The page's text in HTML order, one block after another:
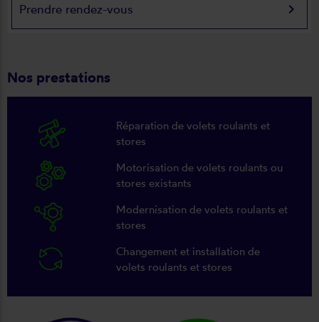
Prendre rendez-vous keyboard_arrow_right
Nos prestations
Réparation de volets roulants et
stores
Motorisation de volets roulants ou
stores existants
Modernisation de volets roulants et
stores
Changement et installation de
volets roulants et stores